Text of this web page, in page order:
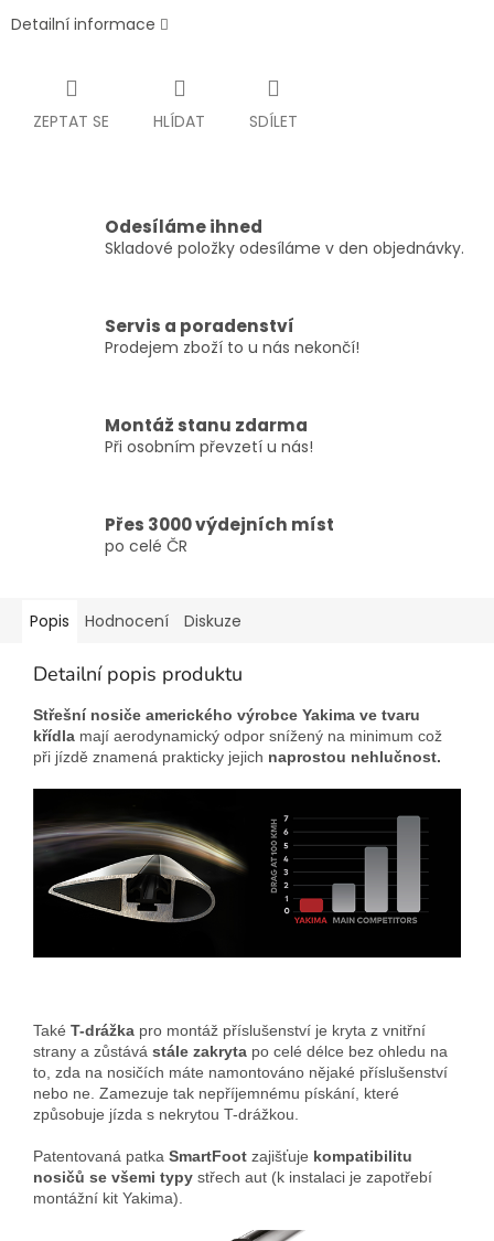
Detailní informace
ZEPTAT SE HLÍDAT SDÍLET
Odesíláme ihned
Skladové položky odesíláme v den objednávky.
Servis a poradenství
Prodejem zboží to u nás nekončí!
Montáž stanu zdarma
Při osobním převzetí u nás!
Přes 3000 výdejních míst
po celé ČR
Popis Hodnocení Diskuze
Detailní popis produktu
Střešní nosiče amerického výrobce Yakima ve tvaru
křídla mají aerodynamický odpor snížený na minimum což
při jízdě znamená prakticky jejich naprostou nehlučnost.
Také T-drážka pro montáž příslušenství je kryta z vnitřní
strany a zůstává stále zakryta po celé délce bez ohledu na
to, zda na nosičích máte namontováno nějaké příslušenství
nebo ne. Zamezuje tak nepříjemnému pískání, které
způsobuje jízda s nekrytou T-drážkou.
Patentovaná patka SmartFoot zajišťuje kompatibilitu
nosičů se všemi typy střech aut (k instalaci je zapotřebí
montážní kit Yakima).